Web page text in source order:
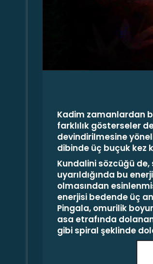
Kadim zamanlardan
farklılık gösterseler
devindirilmesine
dibinde üç buçuk kez
Kundalini sözcüğü
uyarıldığında bu
olmasından
enerjisi bedende üç
Pingala, omurilik
asa etrafında
gibi spiral şeklinde